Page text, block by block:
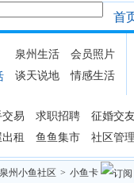
首
泉州生活
会员照片
谈天说地
情感生活
交易 求职招聘
征婚交
出租
鱼鱼集市 社区管理
州小鱼社区 > 小鱼卡